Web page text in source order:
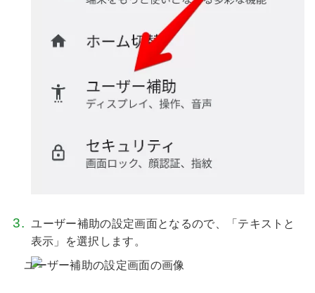
ユーザー補助の設定画面となるので、「テキストと
表示」を選択します。